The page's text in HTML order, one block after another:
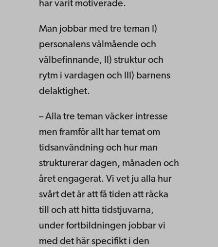
har varit motiverade.
Man jobbar med tre teman I)
personalens välmående och
välbefinnande, II) struktur och
rytm i vardagen och III) barnens
delaktighet.
– Alla tre teman väcker intresse
men framför allt har temat om
tidsanvändning och hur man
strukturerar dagen, månaden och
året engagerat. Vi vet ju alla hur
svårt det är att få tiden att räcka
till och att hitta tidstjuvarna,
under fortbildningen jobbar vi
med det här specifikt i den